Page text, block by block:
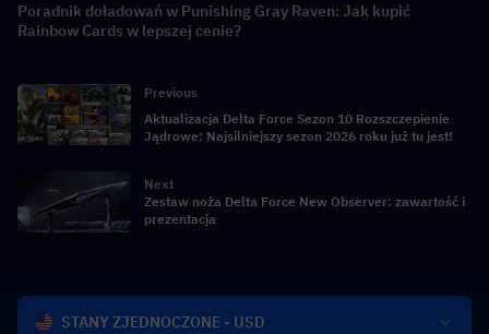
Poradnik doładowań w Punishing Gray Raven: Jak kupić
Rainbow Cards w lepszej cenie?
Previous
Aktualizacja Delta Force Sezon 10 Rozszczepienie
Jądrowe: Najsilniejszy sezon 2026 roku już tu jest!
Next
Zestaw noża Delta Force New Observer: zawartość i
prezentacja
STANY ZJEDNOCZONE - USD